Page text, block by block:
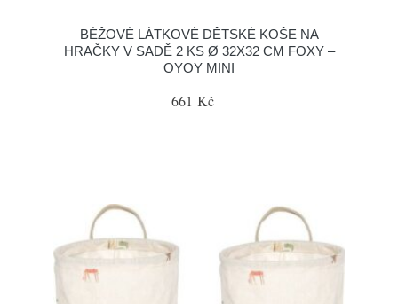
BÉŽOVÉ LÁTKOVÉ DĚTSKÉ KOŠE NA
HRAČKY V SADĚ 2 KS Ø 32X32 CM FOXY –
OYOY MINI
661 Kč